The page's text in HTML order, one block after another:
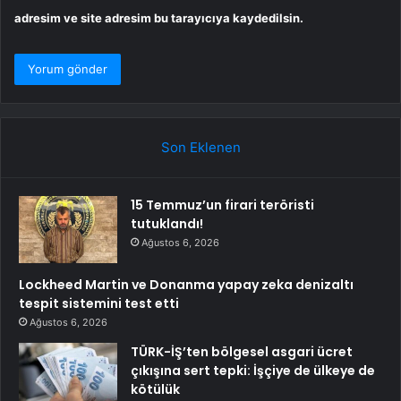
adresim ve site adresim bu tarayıcıya kaydedilsin.
Son Eklenen
15 Temmuz’un firari teröristi
tutuklandı!
Ağustos 6, 2026
Lockheed Martin ve Donanma yapay zeka denizaltı
tespit sistemini test etti
Ağustos 6, 2026
TÜRK-İŞ’ten bölgesel asgari ücret
çıkışına sert tepki: İşçiye de ülkeye de
kötülük